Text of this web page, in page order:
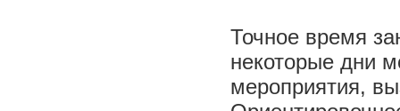
Точное время
некоторые дни
мероприятия,